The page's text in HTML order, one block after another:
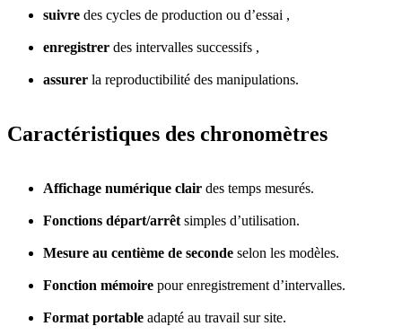
suivre des cycles de production ou d’essai ,
enregistrer des intervalles successifs ,
assurer la reproductibilité des manipulations.
Caractéristiques des chronomètres
Affichage numérique clair des temps mesurés.
Fonctions départ/arrêt simples d’utilisation.
Mesure au centième de seconde selon les modèles.
Fonction mémoire pour enregistrement d’intervalles.
Format portable adapté au travail sur site.